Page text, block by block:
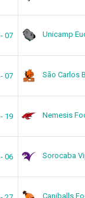
07 Unicamp
07 São Carlos
19 Nemesis
06 Sorocaba
Caniballs